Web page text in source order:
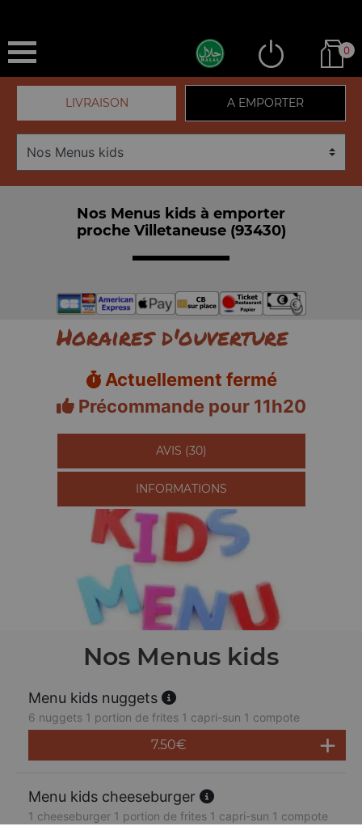
0
LIVRAISON A EMPORTER
Nos Menus kids à emporter
proche Villetaneuse (93430)
Horaires d'ouverture
Actuellement fermé
Précommande pour 11h20
AVIS (30)
INFORMATIONS
Nos Menus kids
Menu kids nuggets
6 nuggets 1 portion de frites 1 capri-sun 1 compote
7.50€
Menu kids cheeseburger
1 cheeseburger 1 portion de frites 1 capri-sun 1 compote